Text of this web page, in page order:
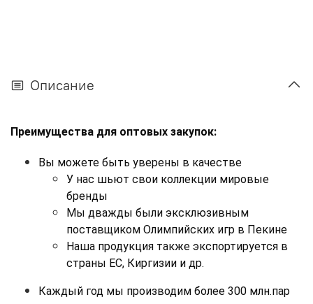
Описание
Преимущества для оптовых закупок:
Вы можете быть уверены в качестве
У нас шьют свои коллекции мировые
бренды
Мы дважды были эксклюзивным
поставщиком Олимпийских игр в Пекине
Наша продукция также экспортируется в
страны ЕС, Киргизии и др.
Каждый год мы производим более 300 млн.пар